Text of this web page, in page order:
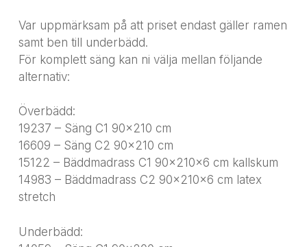
Var uppmärksam på att priset endast gäller ramen
samt ben till underbädd.
För komplett säng kan ni välja mellan följande
alternativ:
Överbädd:
19237 – Säng C1 90×210 cm
16609 – Säng C2 90×210 cm
15122 – Bäddmadrass C1 90x210x6 cm kallskum
14983 – Bäddmadrass C2 90x210x6 cm latex
stretch
Underbädd: